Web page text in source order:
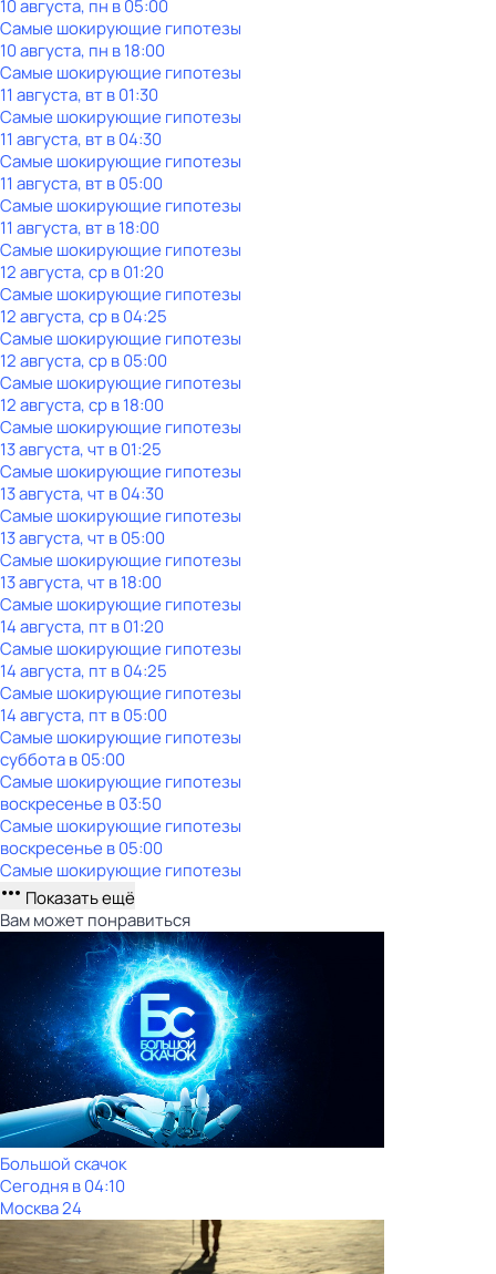
10 августа, пн в 05:00
Самые шoкиpующие гипотезы
10 августа, пн в 18:00
Самые шoкиpующие гипотезы
11 августа, вт в 01:30
Самые шoкиpующие гипотезы
11 августа, вт в 04:30
Самые шoкиpующие гипотезы
11 августа, вт в 05:00
Самые шoкиpующие гипотезы
11 августа, вт в 18:00
Самые шoкиpующие гипотезы
12 августа, ср в 01:20
Самые шoкиpующие гипотезы
12 августа, ср в 04:25
Самые шoкиpующие гипотезы
12 августа, ср в 05:00
Самые шoкиpующие гипотезы
12 августа, ср в 18:00
Самые шoкиpующие гипотезы
13 августа, чт в 01:25
Самые шoкиpующие гипотезы
13 августа, чт в 04:30
Самые шoкиpующие гипотезы
13 августа, чт в 05:00
Самые шoкиpующие гипотезы
13 августа, чт в 18:00
Самые шoкиpующие гипотезы
14 августа, пт в 01:20
Самые шoкиpующие гипотезы
14 августа, пт в 04:25
Самые шoкиpующие гипотезы
14 августа, пт в 05:00
Самые шoкиpующие гипотезы
субботав05:00
Самые шoкиpующие гипотезы
воскресенье в03:50
Самые шoкиpующие гипотезы
воскресенье в05:00
Самые шoкиpующие гипотезы
Показать ещё
Вам может понравиться
Большой скачок
Сегодня в 04:10
Москва 24